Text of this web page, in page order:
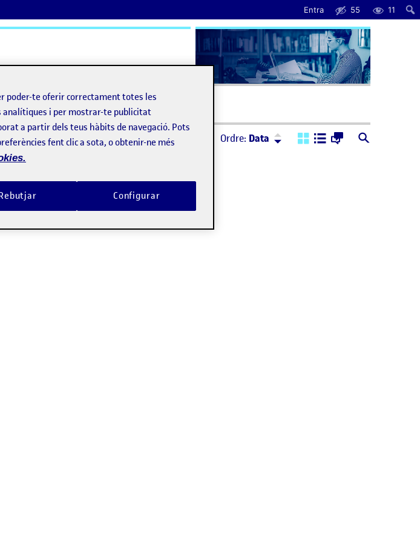
Entra 55 11
Ajuda
Ordre: Data Ordre: Descendent
poder-te oferir correctament totes les
i per mostrar-te publicitat
a partir dels teus hàbits de navegació. Pots
fent clic a sota, o obtenir-ne més
Configurar